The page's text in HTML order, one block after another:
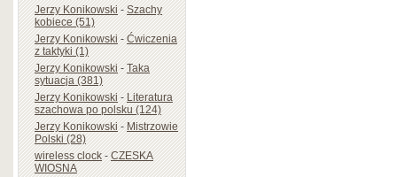
Jerzy Konikowski-Szachy
kobiece (51)
Jerzy Konikowski-Ćwiczenia
z taktyki (1)
Jerzy Konikowski-Taka
sytuacja (381)
Jerzy Konikowski-Literatura
szachowa po polsku (124)
Jerzy Konikowski-Mistrzowie
Polski (28)
wireless clock-CZESKA
WIOSNA